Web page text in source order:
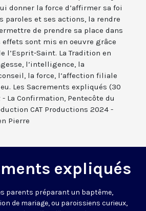
donner la force d’affirmer sa foi
paroles et ses actions, la rendre
de prendre sa place dans
effets sont mis en oeuvre grâce
l’Esprit-Saint. La Tradition en
l’intelligence, la
la force, l’affection filiale
Les Sacrements expliqués (30
- La Confirmation, Pentecôte du
CAT Productions 2024 -
Pierre
expliqués
parents préparant un baptême,
de mariage, ou paroissiens curieux,